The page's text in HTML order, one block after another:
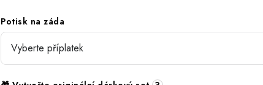
Potisk na záda